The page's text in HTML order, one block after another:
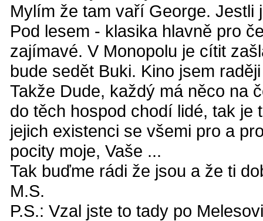
Mylím že tam vaří George. Jestli
Pod lesem - klasika hlavně pro
zajímavé. V Monopolu je cítit
bude sedět Buki. Kino jsem
Takže Dude, každý má něco na
do těch hospod chodí lidé, tak je
jejich existenci se všemi pro a
pocity moje, Vaše ...
Tak buďme rádi že jsou a že ti
M.S.
P.S.: Vzal jste to tady po